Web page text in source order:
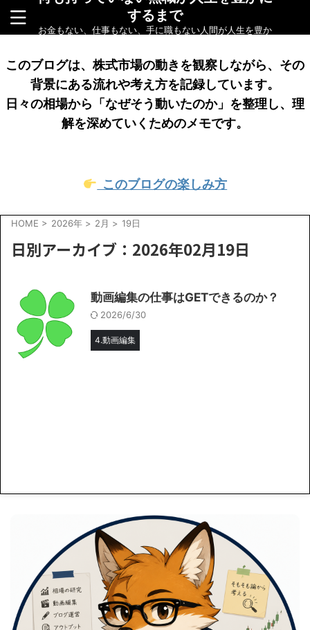
するまで
お金もない、仕事もない、手に職もない人間が人生を豊か
このブログは、株式市場の動きを観察しながら、その
背景にある流れや考え方を記録しています。
日々の相場から「なぜそう動いたのか」を整理し、理
解を深めていくためのメモです。
このブログの楽しみ方
HOME > 2026年 > 2月 > 19日
日別アーカイブ：2026年02月19日
動画編集の仕事はGETできるのか？
2026/6/30
4.動画編集